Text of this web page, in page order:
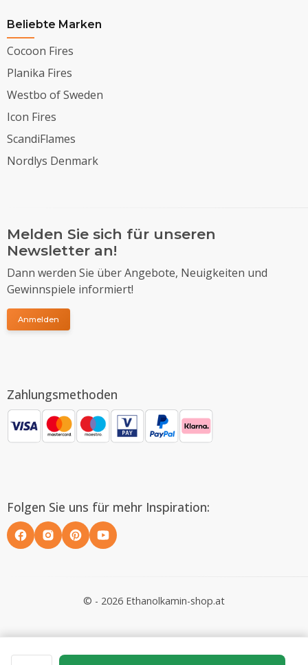
Beliebte Marken
Cocoon Fires
Planika Fires
Westbo of Sweden
Icon Fires
ScandiFlames
Nordlys Denmark
Melden Sie sich für unseren
Newsletter an!
Dann werden Sie über Angebote, Neuigkeiten und
Gewinnspiele informiert!
Anmelden
Zahlungsmethoden
Folgen Sie uns für mehr Inspiration:
© - 2026 Ethanolkamin-shop.at